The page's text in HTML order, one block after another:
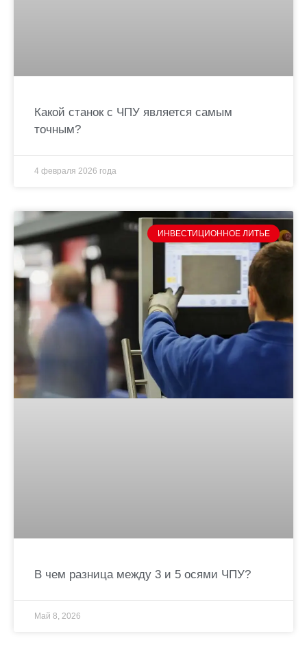
Какой станок с ЧПУ является самым
точным?
4 февраля 2026 года
ИНВЕСТИЦИОННОЕ ЛИТЬЕ
В чем разница между 3 и 5 осями ЧПУ?
Май 8, 2026